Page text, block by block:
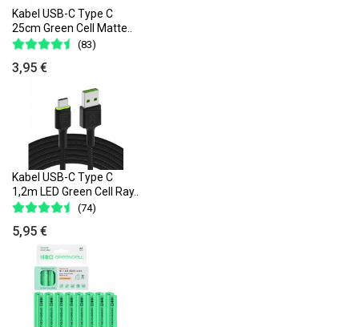
Kabel USB-C Type C
25cm Green Cell Matte..
(83)
3,95 €
Kabel USB-C Type C
1,2m LED Green Cell Ray..
(74)
5,95 €